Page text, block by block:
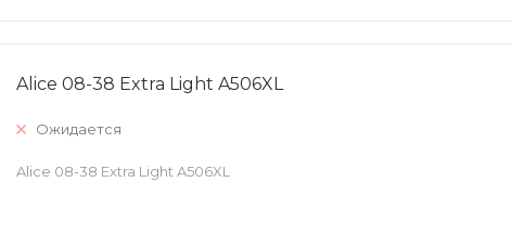
Alice 08-38 Extra Light A506XL
Ожидается
Alice 08-38 Extra Light A506XL